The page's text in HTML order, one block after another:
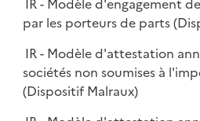
IR - Modèle d'engagement
par les porteurs de parts
IR - Modèle d'attestation
sociétés non soumises à
(Dispositif Malraux)